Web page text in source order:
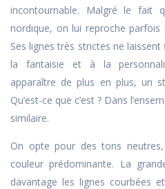
incontournable. Malgré le fait
nordique, on lui reproche
Ses lignes très strictes ne
la fantaisie et à la
apparaître de plus en plus, un
Qu’est-ce que c’est ? Dans
similaire.
On opte pour des tons
couleur prédominante. La
davantage les lignes courbées